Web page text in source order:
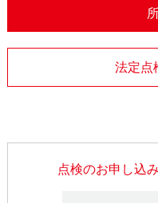
法定点
点検のお申し込